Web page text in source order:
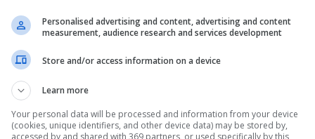
60 vjetëve, kur më 14 tetor të vitit 1963
e KB-së njëzëri e miratoi Rezolutën për të
rikonstruim të Shkupit gati se tërësisht të
të Shkupit, Danella Arsovska, vlerëson se siguria
do ta shënojë drejtimin në të cilin duhet të lëvizim
Personalised advertising and content, advertising and content
measurement, audience research and services development
Store and/or access information on a device
Learn more
Your personal data will be processed and information from your device
(cookies, unique identifiers, and other device data) may be stored by,
accessed by and shared with 369 partners, or used specifically by this